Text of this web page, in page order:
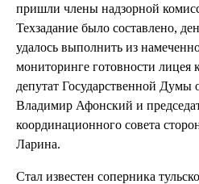
пришли члены надзорной
Техзадание было составлено,
удалось выполнить из
мониторинге готовности лицея
депутат Государственной Думы
Владимир Афонский и
координационного совета
Ларина.
Стал известен соперника